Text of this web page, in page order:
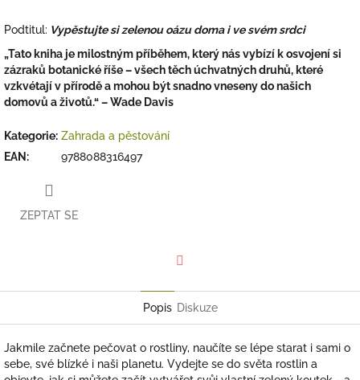
Podtitul: Vypěstujte si zelenou oázu doma i ve svém srdci
„Tato kniha je milostným příběhem, který nás vybízí k osvojení si
zázraků botanické říše – všech těch úchvatných druhů, které
vzkvétají v přírodě a mohou být snadno vneseny do našich
domovů a životů.“ – Wade Davis
Kategorie: Zahrada a pěstování
EAN : 9788088316497
ZEPTAT SE
Popis Diskuze
Jakmile začnete pečovat o rostliny, naučíte se lépe starat i sami o
sebe, své blízké i naši planetu. Vydejte se do světa rostlin a